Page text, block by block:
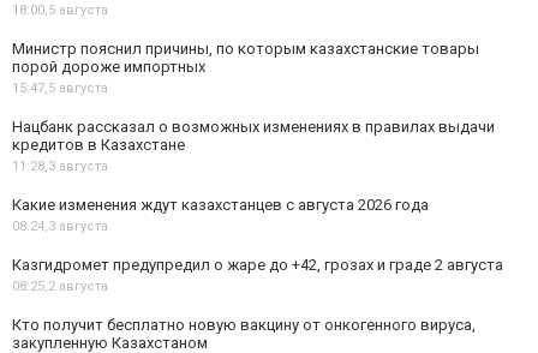
18:00,5 августа
Министр пояснил причины, по которым казахстанские товары
порой дороже импортных
15:47,5 августа
Нацбанк рассказал о возможных изменениях в правилах выдачи
кредитов в Казахстане
11:28,3 августа
Какие изменения ждут казахстанцев с августа 2026 года
08:24,3 августа
Казгидромет предупредил о жаре до +42, грозах и граде 2 августа
08:25,2 августа
Кто получит бесплатно новую вакцину от онкогенного вируса,
закупленную Казахстаном